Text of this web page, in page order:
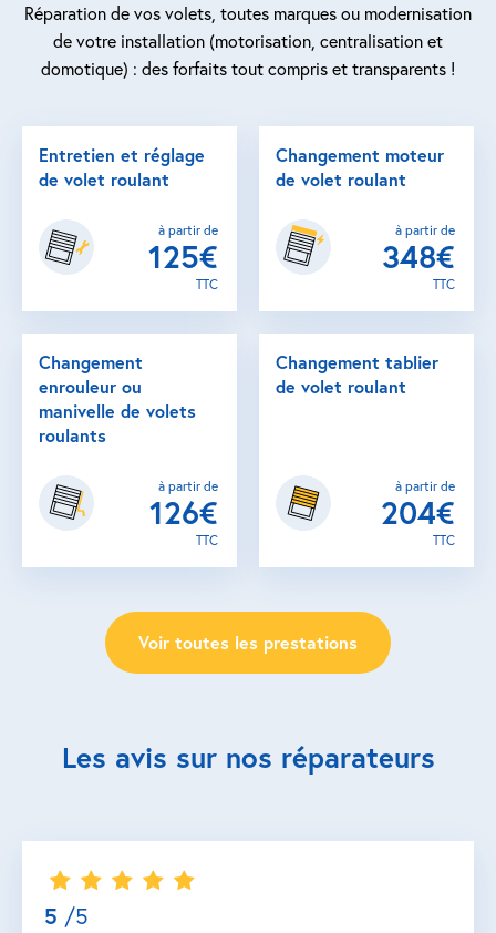
Réparation de vos volets, toutes marques ou modernisation
de votre installation (motorisation, centralisation et
domotique) : des forfaits tout compris et transparents !
Entretien et réglage
de volet roulant
à partir de
125€
TTC
Changement moteur
de volet roulant
à partir de
348€
TTC
Changement
enrouleur ou
manivelle de volets
roulants
à partir de
126€
TTC
Changement tablier
de volet roulant
à partir de
204€
TTC
Voir toutes les prestations
Les avis sur nos réparateurs
5 /5